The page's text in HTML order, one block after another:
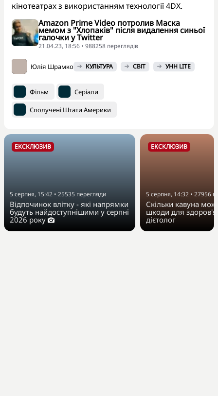
кінотеатрах з використанням технології 4DX.
Amazon Prime Video потролив Маска
мемом з "Хлопаків" після видалення синьої
галочки у Twitter
21.04.23, 18:56 • 988258 переглядiв
Юлія Шрамко КУЛЬТУРА СВІТ УНН LITE
Фільм Серіали
Сполучені Штати Америки
ЕКСКЛЮЗИВ
5 серпня, 15:42 • 25535 перегляди
Відпочинок влітку - які напрямки
будуть найдоступнішими у серпні
2026 року
ЕКСКЛЮЗИВ
5 серпня, 14:32 • 27956
Скільки кавуна
шкоди для
дієтолог